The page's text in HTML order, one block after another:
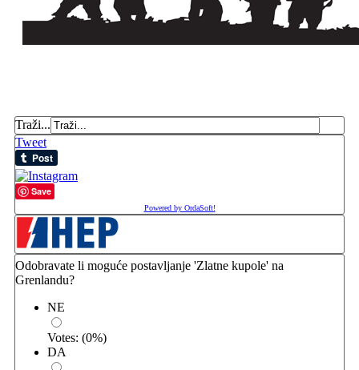
Traži...
Tweet
Save
Powered by OrdaSoft!
Odobravate li moguće postavljanje 'Zlatne kupole' na
Grenlandu?
NE
Votes: (0%)
DA